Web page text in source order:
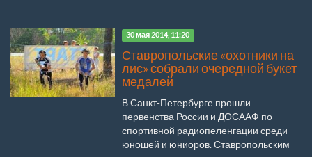
30 мая 2014, 11:20
Ставропольские «охотники на
лис» собрали очередной букет
медалей
В Санкт-Петербурге прошли
первенства России и ДОСААФ по
спортивной радиопеленгации среди
юношей и юниоров. Ставропольским